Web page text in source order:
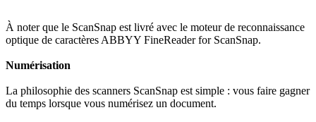
À noter que le ScanSnap est livré avec le moteur de reconnaissance
optique de caractères ABBYY FineReader for ScanSnap.
Numérisation
La philosophie des scanners ScanSnap est simple : vous faire gagner
du temps lorsque vous numérisez un document.